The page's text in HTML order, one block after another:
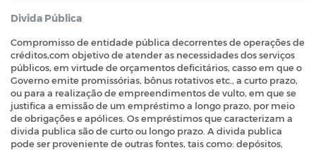
Divida Pública
Compromisso de entidade pública decorrentes de operações de
créditos,com objetivo de atender as necessidades dos serviços
públicos, em virtude de orçamentos deficitários, casso em que o
Governo emite promissórias, bônus rotativos etc., a curto prazo,
ou para a realização de empreendimentos de vulto, em que se
justifica a emissão de um empréstimo a longo prazo, por meio
de obrigações e apólices. Os empréstimos que caracterizam a
divida publica são de curto ou longo prazo. A divida publica
pode ser proveniente de outras fontes, tais como: depósitos,